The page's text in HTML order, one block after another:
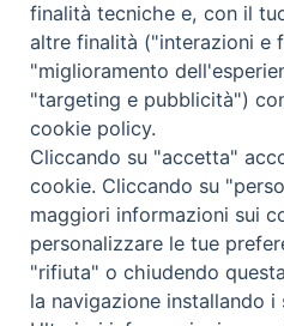
Copyright © 2019 -
Trentina Editrice
Privacy Policy
finalità tecniche e, con il
altre finalità ("interazioni e
"miglioramento
"targeting e pubblicità")
cookie policy.
Cliccando su "accetta"
cookie. Cliccando su
maggiori informazioni sui
personalizzare le tue
"rifiuta" o chiudendo
la navigazione installando